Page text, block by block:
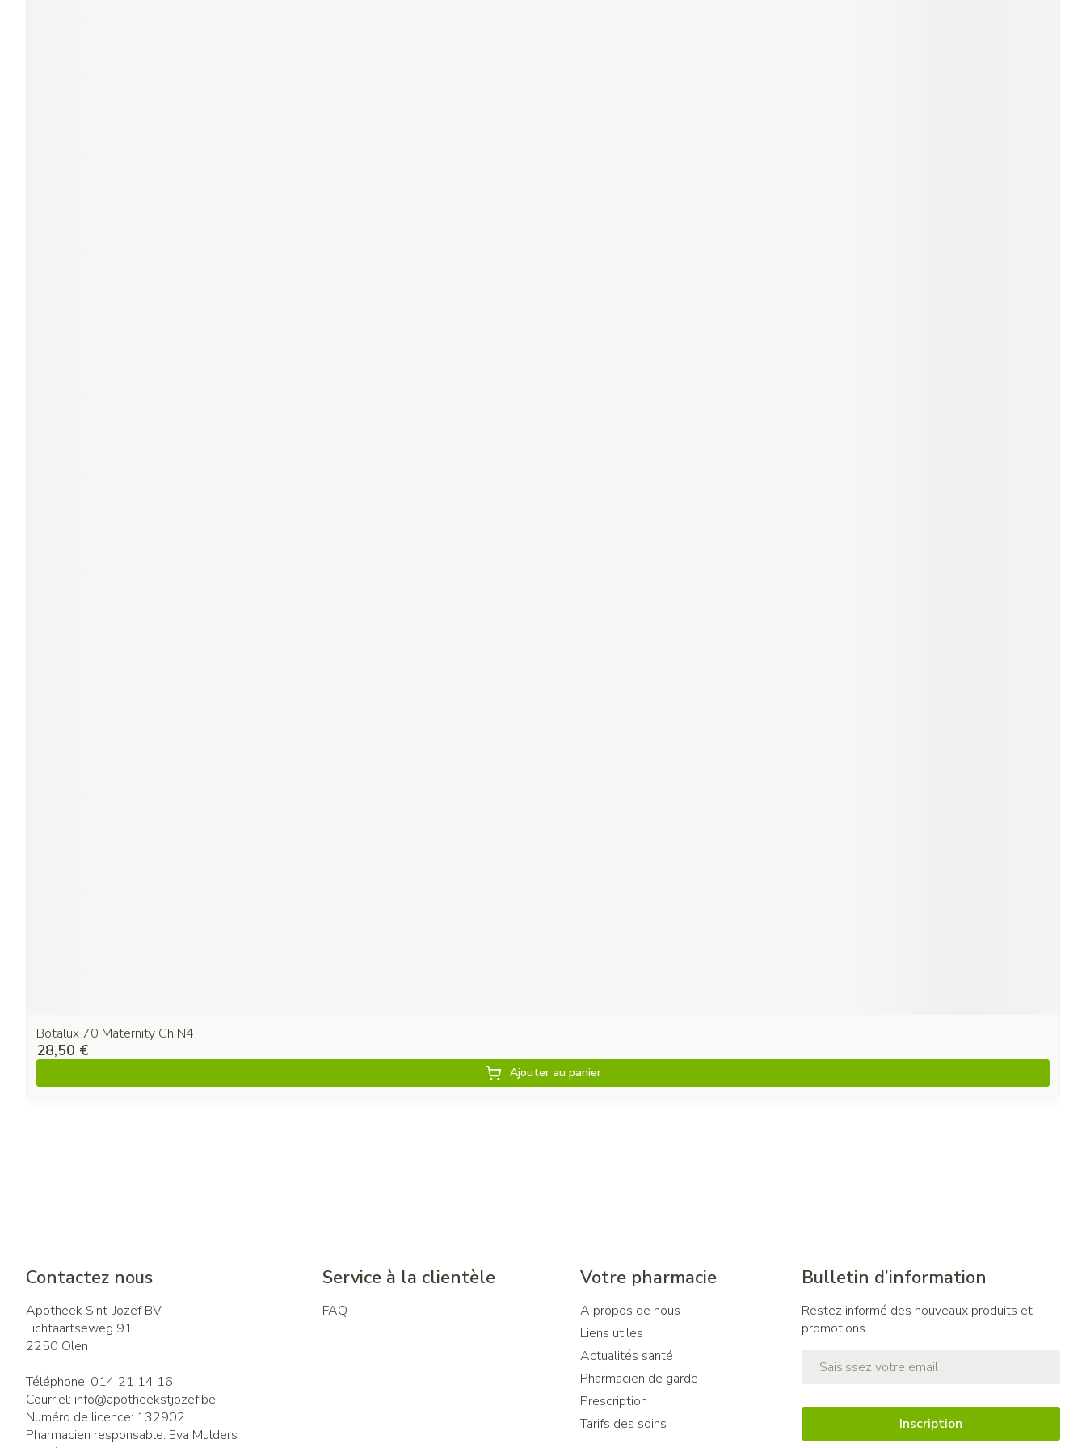
Botalux 70 Maternity Ch N4
28,50 €
Ajouter au panier
Contactez nous
Apotheek Sint-Jozef BV
Lichtaartseweg 91
2250 Olen
Téléphone: 014 21 14 16
Courriel: info@apotheekstjozef.be
Numéro de licence: 132902
Pharmacien responsable: Eva Mulders
Service à la clientèle
FAQ
Votre pharmacie
A propos de nous
Liens utiles
Actualités santé
Pharmacien de garde
Prescription
Tarifs des soins
Bulletin d’information
Restez informé des nouveaux produits et
promotions
Inscription